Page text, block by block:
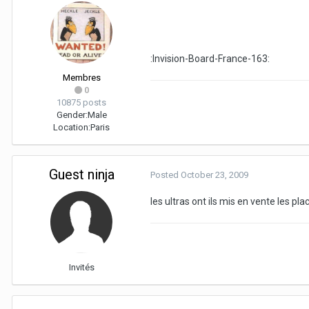
Membres
0
10875 posts
Gender:Male
Location:Paris
:Invision-Board-France-163:
Guest ninja
Invités
Posted October 23, 2009
les ultras ont ils mis en vente les